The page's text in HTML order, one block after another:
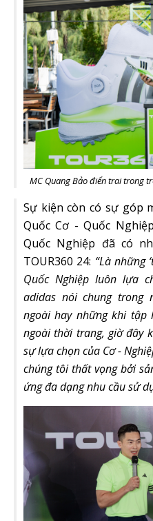
MC Quang Bảo điển trai trong
Sự kiện còn có sự góp
Quốc Cơ - Quốc
Quốc Nghiệp đã có
TOUR360 24: “Là những
Quốc Nghiệp luôn lựa
adidas nói chung
ngoài hay những khi tập
ngoài thời trang, giờ đây
sự lựa chọn của Cơ -
chúng tôi thất vọng bởi
ứng đa dạng nhu cầu sử